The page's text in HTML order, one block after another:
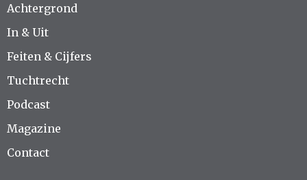
Achtergrond
In & Uit
Feiten & Cijfers
Tuchtrecht
Podcast
Magazine
Contact